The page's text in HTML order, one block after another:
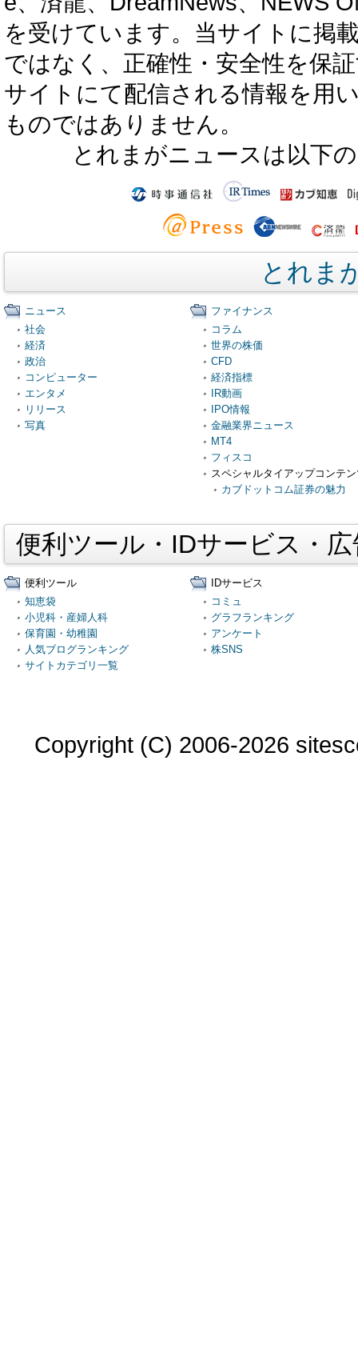
を受けています。当サイトに掲
ではなく、正確性・安全性を保
サイトにて配信される情報を用
ものではありません。
とれまがニュースは以下
とれま
ニュース
社会
経済
政治
コンピューター
エンタメ
リリース
写真
ファイナンス
コラム
世界の株価
CFD
経済指標
IR動画
IPO情報
金融業界ニュース
MT4
フィスコ
スペシャルタイアップコンテ
カブドットコム証券の魅力
便利ツール・IDサービス・
便利ツール
知恵袋
小児科・産婦人科
保育園・幼稚園
人気ブログランキング
サイトカテゴリ一覧
IDサービス
コミュ
グラフランキング
アンケート
株SNS
Copyright (C) 2006-2026